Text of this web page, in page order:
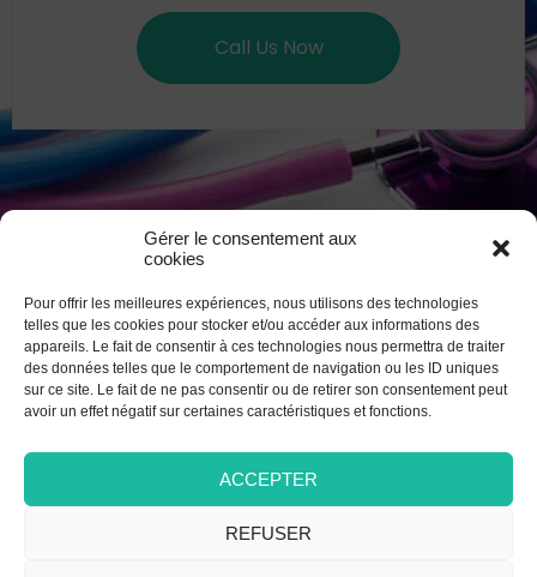
Gérer le consentement aux
cookies
Pour offrir les meilleures expériences, nous utilisons des technologies
telles que les cookies pour stocker et/ou accéder aux informations des
appareils. Le fait de consentir à ces technologies nous permettra de traiter
des données telles que le comportement de navigation ou les ID uniques
sur ce site. Le fait de ne pas consentir ou de retirer son consentement peut
avoir un effet négatif sur certaines caractéristiques et fonctions.
ACCEPTER
REFUSER
Call Us Now
ROUTINE CHECKUPS IS AN IMPORTANT PART OF CHILDREN
HEALTH.